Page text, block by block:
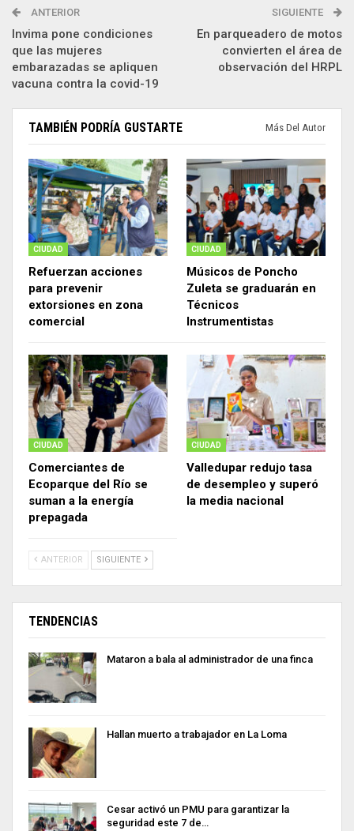
ANTERIOR
Invima pone condiciones
que las mujeres
embarazadas se apliquen
vacuna contra la covid-19
SIGUIENTE
En parqueadero de motos
convierten el área de
observación del HRPL
TAMBIÉN PODRÍA GUSTARTE Más Del Autor
CIUDAD
Refuerzan acciones
para prevenir
extorsiones en zona
comercial
CIUDAD
Músicos de Poncho
Zuleta se graduarán en
Técnicos
Instrumentistas
CIUDAD
Comerciantes de
Ecoparque del Río se
suman a la energía
prepagada
CIUDAD
Valledupar redujo tasa
de desempleo y superó
la media nacional
ANTERIOR SIGUIENTE
TENDENCIAS
Mataron a bala al administrador de una finca
Hallan muerto a trabajador en La Loma
Cesar activó un PMU para garantizar la
seguridad este 7 de…